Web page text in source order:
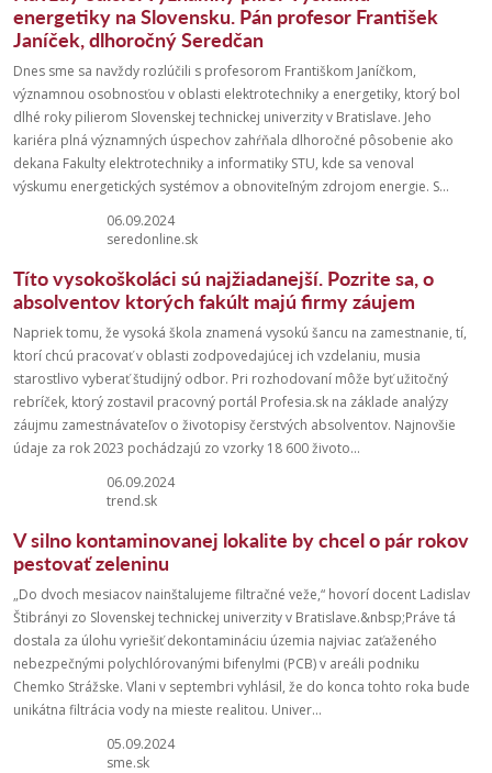
energetiky na Slovensku. Pán profesor František
Janíček, dlhoročný Seredčan
Dnes sme sa navždy rozlúčili s profesorom Františkom Janíčkom,
významnou osobnosťou v oblasti elektrotechniky a energetiky, ktorý bol
dlhé roky pilierom Slovenskej technickej univerzity v Bratislave. Jeho
kariéra plná významných úspechov zahŕňala dlhoročné pôsobenie ako
dekana Fakulty elektrotechniky a informatiky STU, kde sa venoval
výskumu energetických systémov a obnoviteľným zdrojom energie. S...
06.09.2024
seredonline.sk
Títo vysokoškoláci sú najžiadanejší. Pozrite sa, o
absolventov ktorých fakúlt majú firmy záujem
Napriek tomu, že vysoká škola znamená vysokú šancu na zamestnanie, tí,
ktorí chcú pracovať v oblasti zodpovedajúcej ich vzdelaniu, musia
starostlivo vyberať študijný odbor. Pri rozhodovaní môže byť užitočný
rebríček, ktorý zostavil pracovný portál Profesia.sk na základe analýzy
záujmu zamestnávateľov o životopisy čerstvých absolventov. Najnovšie
údaje za rok 2023 pochádzajú zo vzorky 18 600 životo...
06.09.2024
trend.sk
V silno kontaminovanej lokalite by chcel o pár rokov
pestovať zeleninu
„Do dvoch mesiacov nainštalujeme filtračné veže,“ hovorí docent Ladislav
Štibrányi zo Slovenskej technickej univerzity v Bratislave.&nbsp;Práve tá
dostala za úlohu vyriešiť dekontamináciu územia najviac zaťaženého
nebezpečnými polychlórovanými bifenylmi (PCB) v areáli podniku
Chemko Strážske. Vlani v septembri vyhlásil, že do konca tohto roka bude
unikátna filtrácia vody na mieste realitou. Univer...
05.09.2024
sme.sk